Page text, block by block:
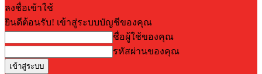
ลงชื่อเข้าใช้
ยินดีต้อนรับ! เข้าสู่ระบบบัญชีของคุณ
ชื่อผู้ใช้ของคุณ
รหัสผ่านของคุณ